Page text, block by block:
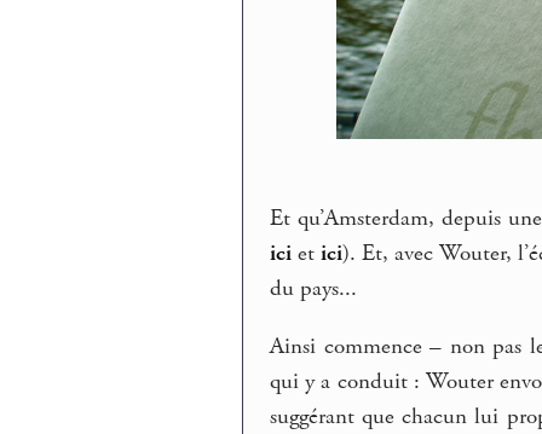
Et qu’Amsterdam, depuis
ici etici). Et, avec Wouter,
du pays...
Ainsi commence – non pas
qui y a conduit : Wouter
suggérant que chacun lui